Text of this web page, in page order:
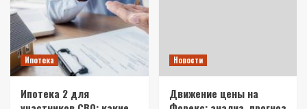
Ипотека
Ипотека 2 для
Новости
Движение цены на